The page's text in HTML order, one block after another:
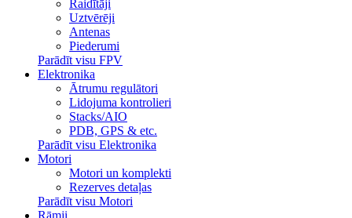
Raidītāji
Uztvērēji
Antenas
Piederumi
Parādīt visu FPV
Elektronika
Ātrumu regulātori
Lidojuma kontrolieri
Stacks/AIO
PDB, GPS & etc.
Parādīt visu Elektronika
Motori
Motori un komplekti
Rezerves detaļas
Parādīt visu Motori
Rāmji